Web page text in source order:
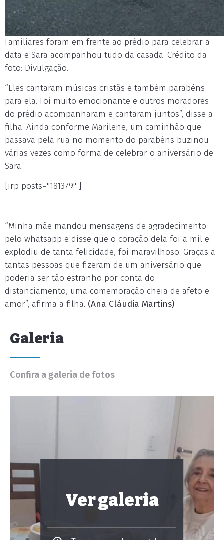
Familiares foram em frente ao prédio para celebrar a
data e Sara acompanhou tudo da casada. Crédito da
foto: Divulgação.
“Eles cantaram músicas cristãs e também parabéns
para ela. Foi muito emocionante e outros moradores
do prédio acompanharam e cantaram juntos”, disse a
filha. Ainda conforme Marilene, um caminhão que
passava pela rua no momento do parabéns buzinou
várias vezes como forma de celebrar o aniversário de
Sara.
[irp posts="181379" ]
“Minha mãe mandou mensagens de agradecimento
pelo whatsapp e disse que o coração dela foi a mil e
explodiu de tanta felicidade, foi maravilhoso. Graças a
tantas pessoas que fizeram de um aniversário que
poderia ser tão estranho por conta do
distanciamento, uma comemoração cheia de afeto e
amor”, afirma a filha. (Ana Cláudia Martins)
Galeria
Confira a galeria de fotos
Ver galeria